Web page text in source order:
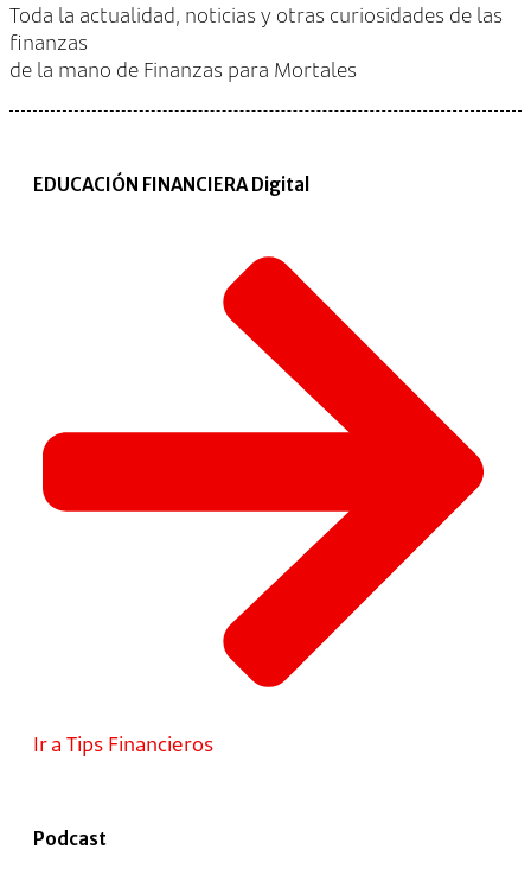
Toda la actualidad, noticias y otras curiosidades de las
finanzas
de la mano de Finanzas para Mortales
EDUCACIÓN FINANCIERA Digital
Ir a Tips Financieros
Podcast